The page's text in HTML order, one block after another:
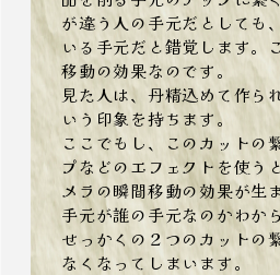
が違う人の手元だとしても
いる手元だと錯覚します。
移動の効果なのです。
見た人は、丹精込めて作ら
いう印象を持ちます。
ここでもし、このカットの
プなどのエフェクトを使う
メラの瞬間移動の効果が生
手元が誰の手元なのかわか
せっかくの２つのカットの
なくなってしまいます。
事業
一